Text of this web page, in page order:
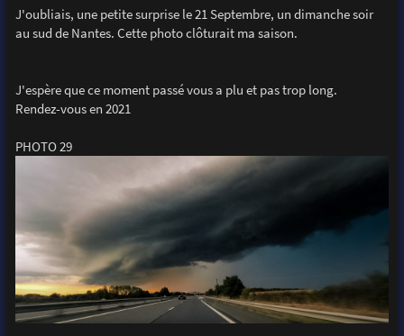
J'oubliais, une petite surprise le 21 Septembre, un dimanche soir
au sud de Nantes. Cette photo clôturait ma saison.
J'espère que ce moment passé vous a plu et pas trop long.
Rendez-vous en 2021
PHOTO 29